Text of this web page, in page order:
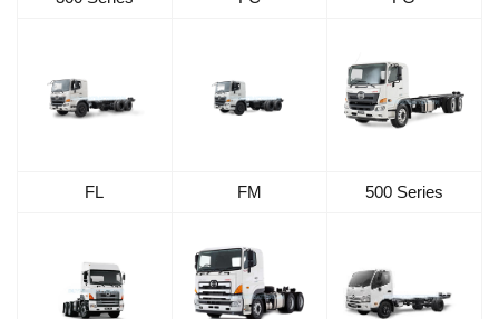
FL FM 500 Series